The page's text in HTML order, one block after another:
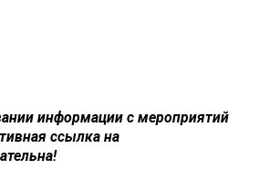
информации с мероприятий
ссылка на